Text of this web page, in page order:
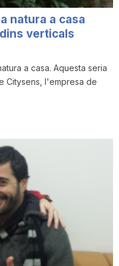
natura a casa
verticals
a casa. Aquesta seria
Citysens, l'empresa de